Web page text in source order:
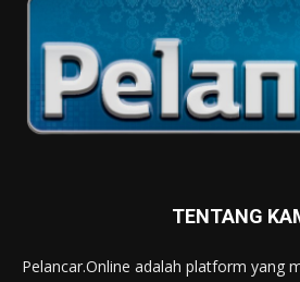
TENTANG
Pelancar.Online adalah platform yang